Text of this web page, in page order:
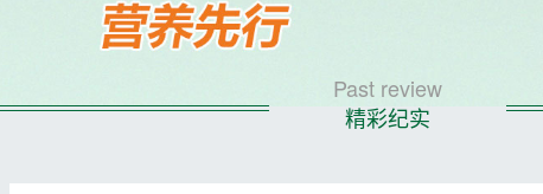
Past review
精彩纪实